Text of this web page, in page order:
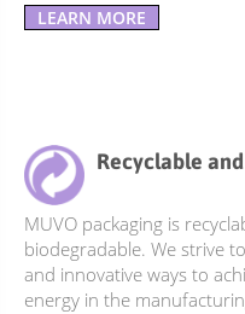
LEARN MORE
Recyclable
MUVO packaging is
biodegradable. We strive
and innovative ways to
energy in the